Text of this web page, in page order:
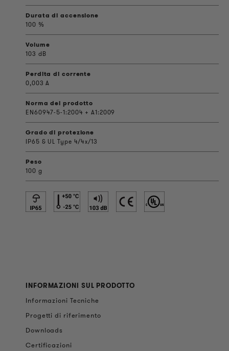
Durata di accensione
100 %
Volume
103 dB
Perdita di corrente
0,003 A
Norma del prodotto
EN60947-5-1:2004 + A1:2009
Grado di protezione
IP65 & UL Type 4/4x/13
Peso
100 g
INFORMAZIONI SUL PRODOTTO
Informazioni Tecniche
Progetti di riferimento
Downloads
Certificazioni